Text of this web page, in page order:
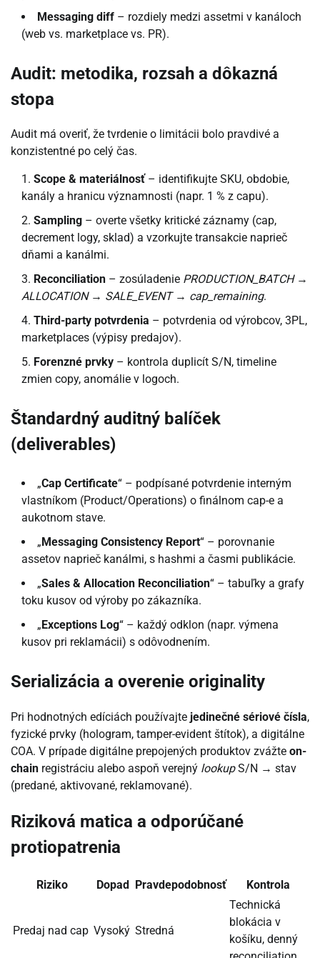
Messaging diff – rozdiely medzi assetmi v kanáloch
(web vs. marketplace vs. PR).
Audit: metodika, rozsah a dôkazná
stopa
Audit má overiť, že tvrdenie o limitácii bolo pravdivé a
konzistentné po celý čas.
Scope & materiálnosť– identifikujte SKU, obdobie,
kanály a hranicu významnosti (napr. 1 % z capu).
Sampling – overte všetky kritické záznamy (cap,
decrement logy, sklad) a vzorkujte transakcie naprieč
dňami a kanálmi.
Reconciliation – zosúladenie PRODUCTION_BATCH→
ALLOCATION→ SALE_EVENT→ cap_remaining.
Third-party potvrdenia – potvrdenia od výrobcov, 3PL,
marketplaces (výpisy predajov).
Forenzné prvky – kontrola duplicít S/N, timeline
zmien copy, anomálie v logoch.
Štandardný auditný balíček
(deliverables)
„Cap Certificate“ – podpísané potvrdenie interným
vlastníkom (Product/Operations) o finálnom cap-e a
aukotnom stave.
„ Messaging Consistency Report“ – porovnanie
assetov naprieč kanálmi, s hashmi a časmi publikácie.
„Sales & Allocation Reconciliation“ – tabuľky a grafy
toku kusov od výroby po zákazníka.
„ Exceptions Log“ – každý odklon (napr. výmena
kusov pri reklamácii) s odôvodnením.
Serializácia a overenie originality
Pri hodnotných edíciách používajte jedinečné sériové čísla,
fyzické prvky (hologram, tamper-evident štítok), a digitálne
COA. V prípade digitálne prepojených produktov zvážte on-
chain registráciu alebo aspoň verejný lookupS/N → stav
(predané, aktivované, reklamované).
Riziková matica a odporúčané
protiopatrenia
Riziko Dopad Pravdepodobnosť Kontrola
Predaj nad cap Vysoký Stredná
Technická
blokácia v
košíku, denný